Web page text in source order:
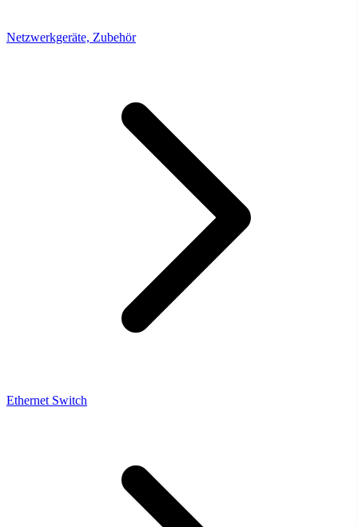
Netzwerkgeräte, Zubehör
Ethernet Switch